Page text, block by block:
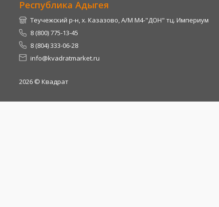
Республика Адыгея
Теучежский р-н, х. Казазово, А/М М4-"ДОН" тц. Империум
8 (800) 775-13-45
8 (804) 333-06-28
info@kvadratmarket.ru
2026 © Квадрат